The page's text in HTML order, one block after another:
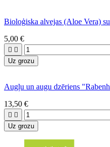
Bioloģiska alvejas (Aloe Vera)
5,00 €
 
Uz grozu
Augļu un augu dzēriens
13,50 €
 
Uz grozu